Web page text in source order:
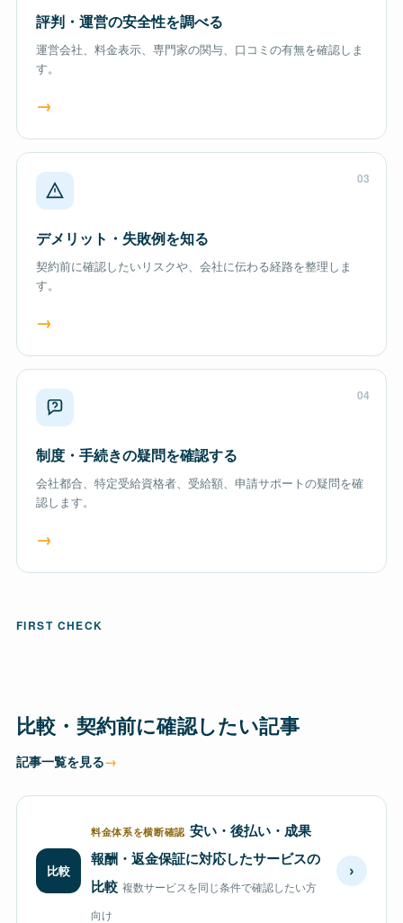
評判・運営の安全性を調べる
運営会社、料金表示、専門家の関与、口コミの有無を確認しま
す。
→
03
デメリット・失敗例を知る
契約前に確認したいリスクや、会社に伝わる経路を整理しま
す。
→
04
制度・手続きの疑問を確認する
会社都合、特定受給資格者、受給額、申請サポートの疑問を確
認します。
→
FIRST CHECK
比較・契約前に確認したい記事
記事一覧を見る
比較
料金体系を横断確認 安い・後払い・成果
報酬・返金保証に対応したサービスの
比較 複数サービスを同じ条件で確認したい方
向け
›